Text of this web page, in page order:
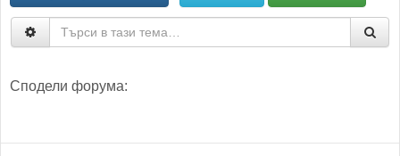
Сподели форума: